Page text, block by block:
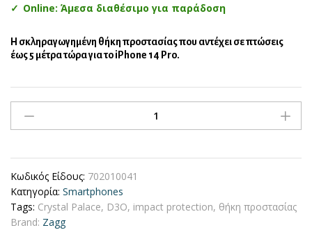
Online: Άμεσα διαθέσιμο για παράδοση
Η σκληραγωγημένη θήκη προστασίας που αντέχει σε πτώσεις
έως 5 μέτρα τώρα για το iPhone 14 Pro.
Θήκη
προστασίας
αντέχει
Κωδικός Είδους: 702010041
Κατηγορία: Smartphones
Tags: Crystal Palace, D3O, impact protection, θήκη προστασίας
Brand: Zagg